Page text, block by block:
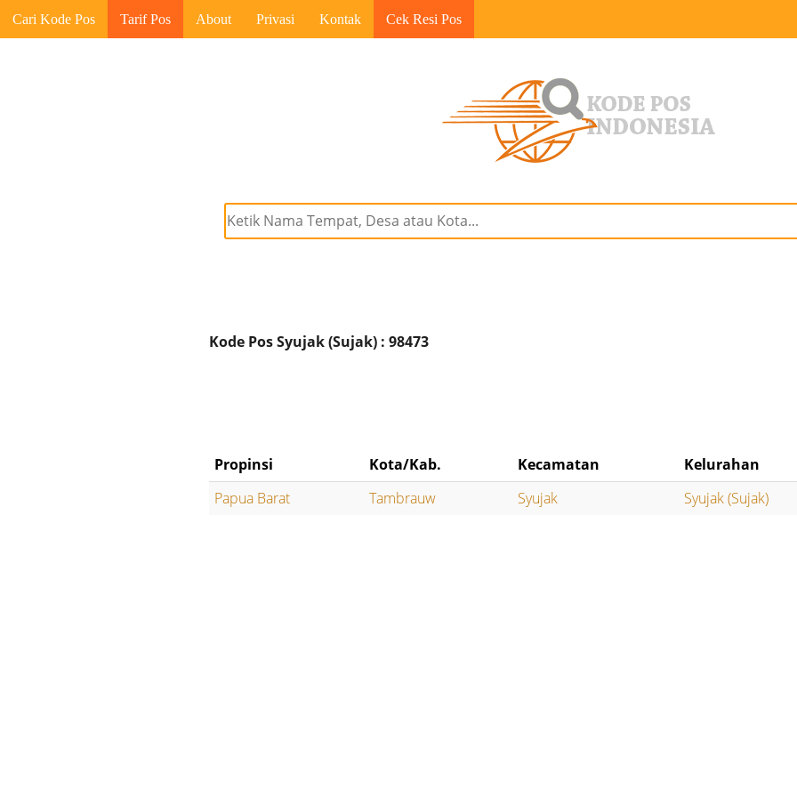
Cari Kode Pos Tarif Pos About Privasi Kontak Cek Resi Pos
Kode Pos Syujak (Sujak) : 98473
Propinsi Kota/Kab. Kecamatan
Kelurahan
Papua Barat
Tambrauw Syujak Syujak (Sujak)